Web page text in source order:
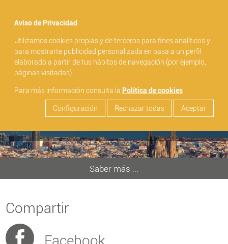
Aviso de Privacidad
Utilizamos cookies propias y de terceros para fines analíticos y
para mostrarte publicidad personalizada en basa a un perfil
elaborado a partir de tus hábitos de navegación (por ejemplo,
páginas visitadas)
Para más información consulta la Política de cookies
Configuración Rechazar todas Aceptar
search
BARCELONA VISITA Horario de
07:45h - 18:30h (según parada)
Saber más ...
Compartir
Facebook